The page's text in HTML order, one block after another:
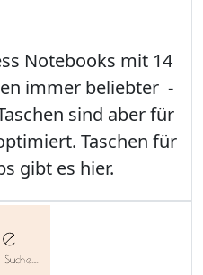
Notebooks mit 14
immer beliebter -
sind aber für
Taschen für
gibt es hier.